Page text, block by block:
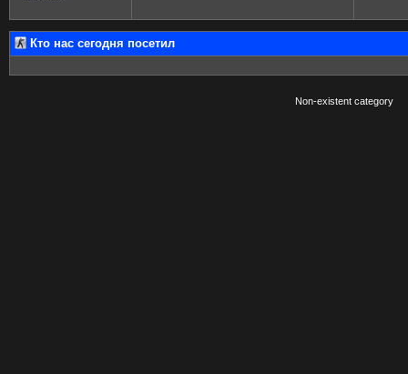
Кто нас сегодня посетил
Non-existent category